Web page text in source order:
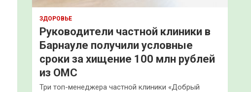
ЗДОРОВЬЕ
Руководители частной клиники в
Барнауле получили условные
сроки за хищение 100 млн рублей
из ОМС
Три топ-менеджера частной клиники «Добрый